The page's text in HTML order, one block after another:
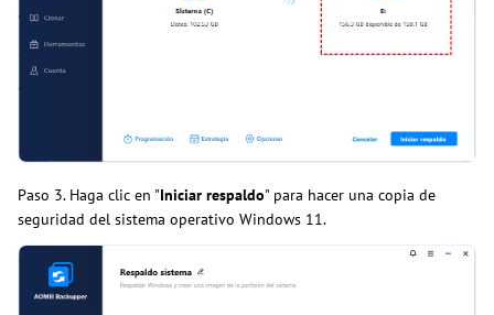
Paso 3. Haga clic en "Iniciar respaldo" para hacer una copia de
seguridad del sistema operativo Windows 11.